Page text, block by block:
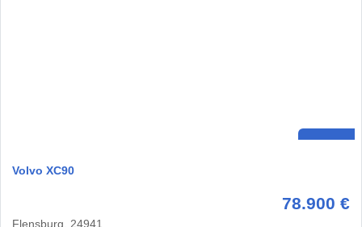
Volvo XC90
78.900 €
Flensburg, 24941